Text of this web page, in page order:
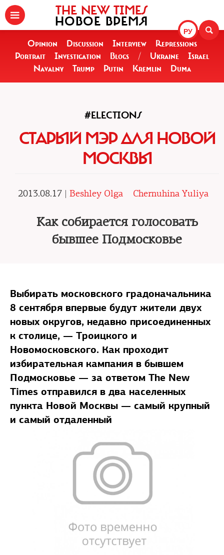
РУ
THE NEW TIMES
НОВОЕ ВРЕМЯ
Opinion Discussion Interview
Repressions
Portrait
Investigation Blogs / Ukraine
Israel
Navalny
Trump Putin Kremlin Duma
#ELECTIONS
СТАРЫЙ МЭР ДЛЯ НОВОЙ
МОСКВЫ
2013.08.17 | Beshley Olga Chernuhina Yuliya
Как собирается голосовать
бывшее Подмосковье
Выбирать московского градоначальника
8 сентября впервые будут жители двух
новых округов, недавно присоединенных
к столице, — Троицкого и
Новомосковского. Как проходит
избирательная кампания в бывшем
Подмосковье — за ответом The New
Times отправился в два населенных
пункта Новой Москвы — самый крупный
и самый отдаленный